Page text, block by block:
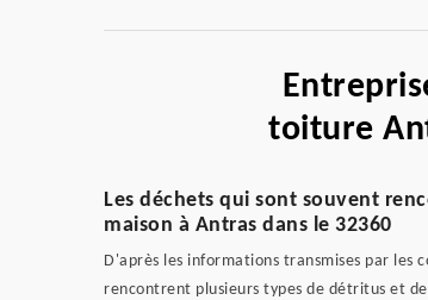
toiture
Les déchets qui sont souvent
maison à Antras dans le 32360
D'après les informations transmises par les
rencontrent plusieurs types de détritus et